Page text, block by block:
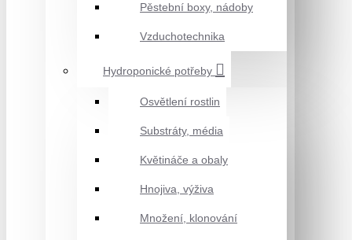
Pěstební boxy, nádoby
Vzduchotechnika
Hydroponické potřeby
Osvětlení rostlin
Substráty, média
Květináče a obaly
Hnojiva, výživa
Množení, klonování